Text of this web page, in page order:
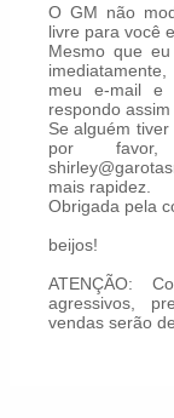
O GM não
livre para você
Mesmo que
meu e-mail e
respondo assim
Se alguém
por
mais rapidez.
Obrigada pela
beijos!
ATENÇÃO:
agressivos,
vendas serão